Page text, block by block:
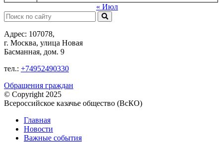
« Июл
Поиск:
Адрес: 107078,
г. Москва, улица Новая
Басманная, дом. 9
тел.: +74952490330
Обращения граждан
© Copyright 2025
Всероссийское казачье общество (ВсКО)
Главная
Новости
Важные события